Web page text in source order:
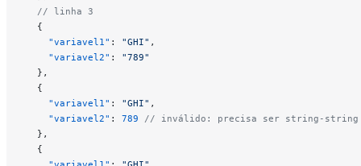
  // linha 3
  {
    "
variavel1 " : "GHI" ,
    "
variavel2" : "789"
  },
  {
    "
variavel1 " : "GHI" ,
    "
variavel2" : 789 // inválido: precisa ser string-string
  },
  {